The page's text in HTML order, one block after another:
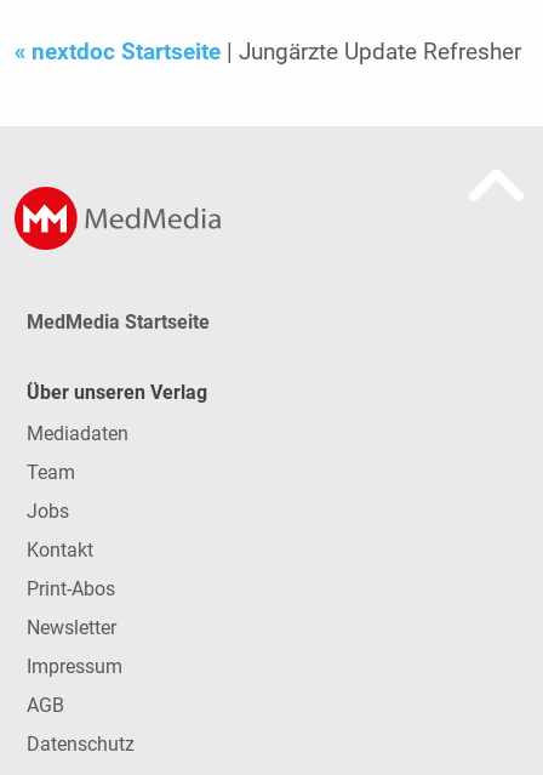
« nextdoc Startseite | Jungärzte Update Refresher
MedMedia Startseite
Über unseren Verlag
Mediadaten
Team
Jobs
Kontakt
Print-Abos
Newsletter
Impressum
AGB
Datenschutz